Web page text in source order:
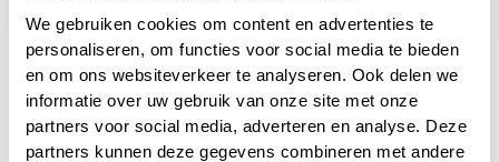
We gebruiken cookies om content en advertenties te
personaliseren, om functies voor social media te bieden
en om ons websiteverkeer te analyseren. Ook delen we
informatie over uw gebruik van onze site met onze
partners voor social media, adverteren en analyse. Deze
partners kunnen deze gegevens combineren met andere
online marketing blog
interessante artikelen over online marketing, of